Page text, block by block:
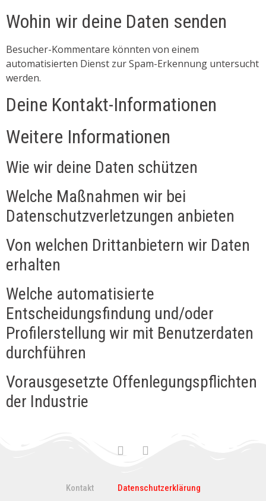
Wohin wir deine Daten senden
Besucher-Kommentare könnten von einem
automatisierten Dienst zur Spam-Erkennung untersucht
werden.
Deine Kontakt-Informationen
Weitere Informationen
Wie wir deine Daten schützen
Welche Maßnahmen wir bei
Datenschutzverletzungen anbieten
Von welchen Drittanbietern wir Daten
erhalten
Welche automatisierte
Entscheidungsfindung und/oder
Profilerstellung wir mit Benutzerdaten
durchführen
Vorausgesetzte Offenlegungspflichten
der Industrie
Kontakt Datenschutzerklärung